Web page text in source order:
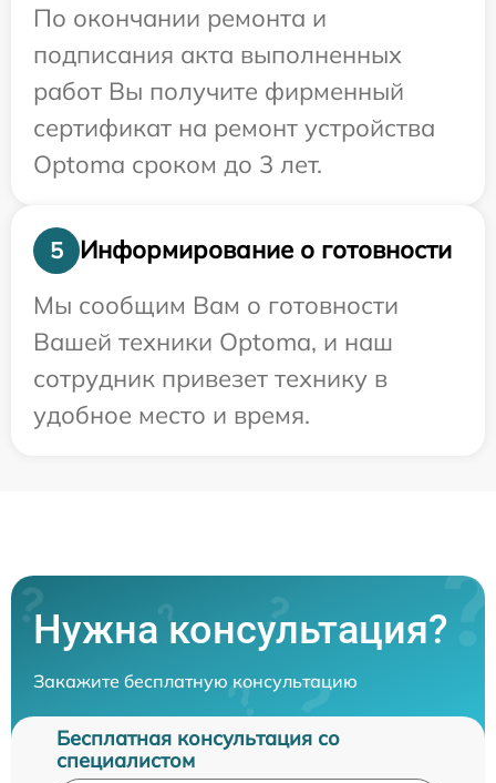
По окончании ремонта и
подписания акта выполненных
работ Вы получите фирменный
сертификат на ремонт устройства
Optoma сроком до 3 лет.
5
Информирование о готовности
Мы сообщим Вам о готовности
Вашей техники Optoma, и наш
сотрудник привезет технику в
удобное место и время.
Нужна консультация?
Закажите бесплатную консультацию
Бесплатная консультация со
специалистом